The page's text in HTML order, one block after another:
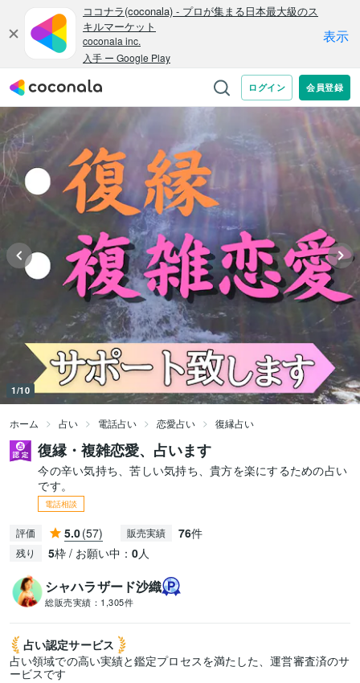
1/10
ホーム 占い 電話占い 恋愛占い 復縁占い
復縁・複雑恋愛、占います
今の辛い気持ち、苦しい気持ち、貴方を楽にするための占い
です。
電話相談
評価 5.0(57) 販売実績 76件
残り 5枠 / お願い中： 0人
シャハラザード沙織
総販売実績： 1,305件
占い認定サービス
占い領域での高い実績と鑑定プロセスを満たした、運営審査済のサ
ービスです